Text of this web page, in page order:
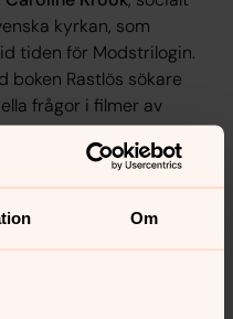
Om
kyrkan, som
tiden för Modstrilogin.
boken Rastlös sökare
frågor i filmer av
mellan Göteborg Film